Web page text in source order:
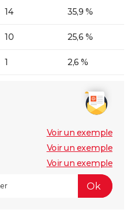
14 35,9 %
10 25,6 %
1 2,6 %
Voir un exemple
Voir un exemple
Voir un exemple